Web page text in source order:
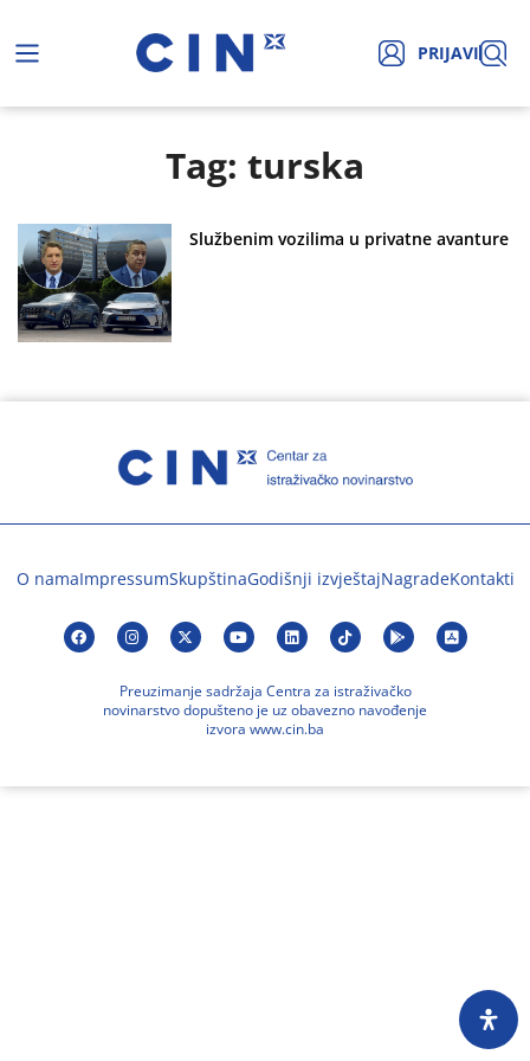
PRIJAVI
Tag: turska
Službenim vozilima u privatne avanture
O namaImpressumSkupštinaGodišnji izvještajNagradeKontakti
Preuzimanje sadržaja Centra za istraživačko
novinarstvo dopušteno je uz obavezno navođenje
izvora www.cin.ba